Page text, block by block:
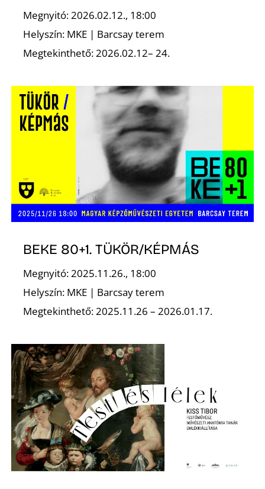
Megnyitó: 2026.02.12., 18:00
Helyszín: MKE | Barcsay terem
Megtekinthető: 2026.02.12– 24.
BEKE 80+1. TÜKÖR/KÉPMÁS
Megnyitó: 2025.11.26., 18:00
Helyszín: MKE | Barcsay terem
Megtekinthető: 2025.11.26 – 2026.01.17.